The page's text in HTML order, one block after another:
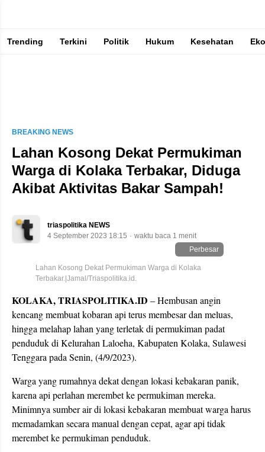
Berita Terkini & Terpercaya
Trending Terkini Politik Hukum Kesehatan
BREAKING NEWS
Lahan Kosong Dekat Permukiman
Warga di Kolaka Terbakar, Diduga
Akibat Aktivitas Bakar Sampah!
triaspolitika NEWS
4 September 2023 18:15
waktu baca 1 menit
Perbesar
Lahan Kosong Dekat Permukiman Warga di Kolaka
Terbakar.|Jamal/Triaspolitika.id.
KOLAKA, TRIASPOLITIKA.ID – Hembusan angin
kencang membuat kobaran api terus membesar dan meluas,
hingga melahap lahan yang terletak di permukiman padat
penduduk di Kelurahan Laloeha, Kabupaten Kolaka, Sulawesi
Tenggara pada Senin, (4/9/2023).
Warga yang rumahnya dekat dengan lokasi kebakaran panik,
karena api perlahan merembet ke permukiman mereka.
Minimnya sumber air di lokasi kebakaran membuat warga harus
memadamkan secara manual dengan cepat, agar api tidak
merembet ke permukiman penduduk.